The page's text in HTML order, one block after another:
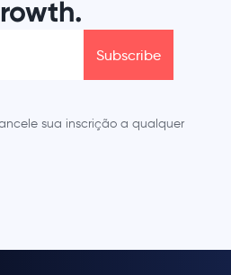
sua inscrição a qualquer